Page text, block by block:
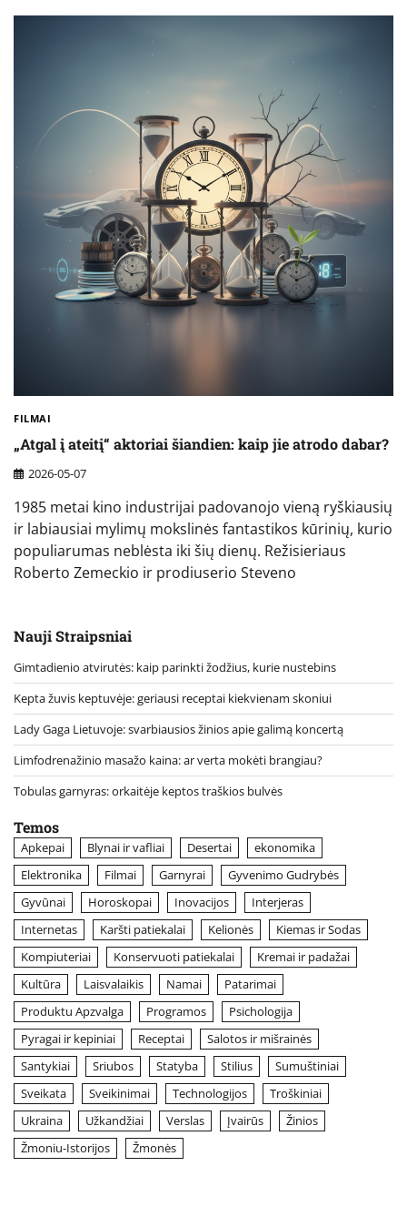
FILMAI
„Atgal į ateitį“ aktoriai šiandien: kaip jie atrodo dabar?
2026-05-07
1985 metai kino industrijai padovanojo vieną ryškiausių
ir labiausiai mylimų mokslinės fantastikos kūrinių, kurio
populiarumas neblėsta iki šių dienų. Režisieriaus
Roberto Zemeckio ir prodiuserio Steveno
Nauji Straipsniai
Gimtadienio atvirutės: kaip parinkti žodžius, kurie nustebins
Kepta žuvis keptuvėje: geriausi receptai kiekvienam skoniui
Lady Gaga Lietuvoje: svarbiausios žinios apie galimą koncertą
Limfodrenažinio masažo kaina: ar verta mokėti brangiau?
Tobulas garnyras: orkaitėje keptos traškios bulvės
Temos
Apkepai Blynai ir vafliai Desertai
ekonomika
Elektronika
Filmai Garnyrai
Gyvenimo Gudrybės
Gyvūnai
Horoskopai Inovacijos
Interjeras
Internetas
Karšti patiekalai Kelionės
Kiemas ir Sodas
Kompiuteriai
Konservuoti patiekalai
Kremai ir padažai
Kultūra
Laisvalaikis Namai
Patarimai
Produktu Apzvalga
Programos
Psichologija
Pyragai ir kepiniai
Receptai
Salotos ir mišrainės
Santykiai
Sriubos Statyba Stilius
Sumuštiniai
Sveikata
Sveikinimai Technologijos
Troškiniai
Ukraina
Užkandžiai Verslas Įvairūs
Žinios
Žmoniu-Istorijos
Žmonės